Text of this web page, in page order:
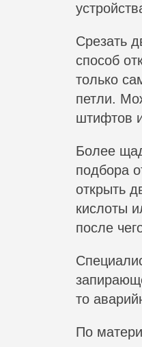
Срезать
способ
только
петли.
штифтов
Более
подбора
открыть
кислоты
после
то
По